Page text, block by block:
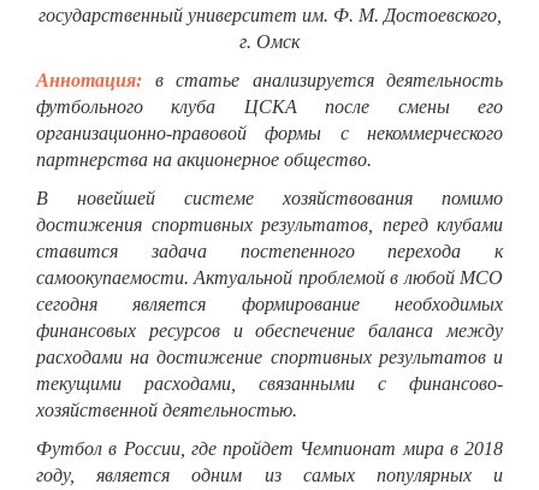
государственный университет им. Ф. М. Достоевского,
г. Омск
Аннотация: в статье анализируется деятельность
футбольного клуба ЦСКА после смены его
организационно-правовой формы с некоммерческого
партнерства на акционерное общество.
В новейшей системе хозяйствования помимо
достижения спортивных результатов, перед клубами
ставится задача постепенного перехода к
самоокупаемости. Актуальной проблемой в любой МСО
сегодня является формирование необходимых
финансовых ресурсов и обеспечение баланса между
расходами на достижение спортивных результатов и
текущими расходами, связанными с финансово-
хозяйственной деятельностью.
Футбол в России, где пройдет Чемпионат мира в 2018
году, является одним из самых популярных и